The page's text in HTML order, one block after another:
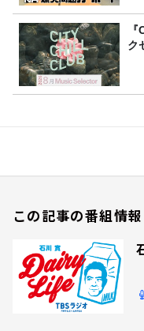
ク
この記事の番組情報